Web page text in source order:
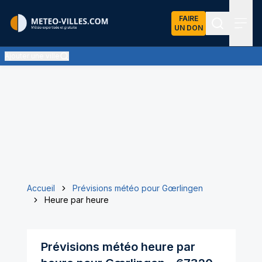
FAIRE
UN DON
Accueil
Prévisions météo pour Gœrlingen
Heure par heure
Prévisions météo heure par